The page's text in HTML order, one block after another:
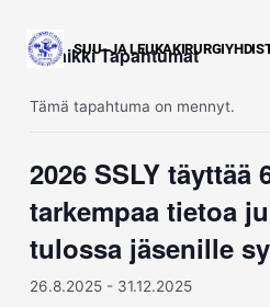
sisältöön
« Kaikki Tapahtumat
Tämä tapahtuma on mennyt.
2026 SSLY täyttää
tarkempaa tietoa
tulossa jäsenille
26.8.2025 - 31.12.2025